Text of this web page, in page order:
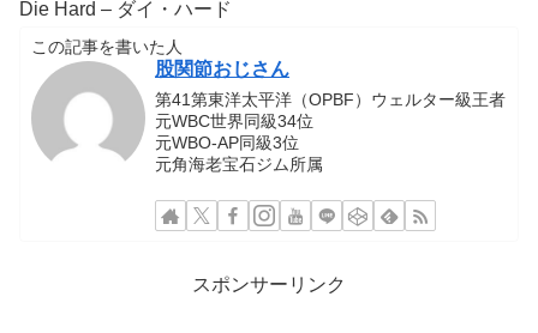
Die Hard – ダイ・ハード
この記事を書いた人
股関節おじさん
第41第東洋太平洋（OPBF）ウェルター級王者
元WBC世界同級34位
元WBO-AP同級3位
元角海老宝石ジム所属
スポンサーリンク